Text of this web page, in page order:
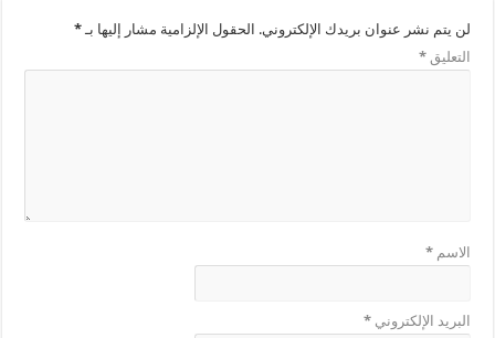
لن يتم نشر عنوان بريدك الإلكتروني. الحقول الإلزامية مشار إليها بـ*
التعليق*
الاسم*
البريد الإلكتروني*